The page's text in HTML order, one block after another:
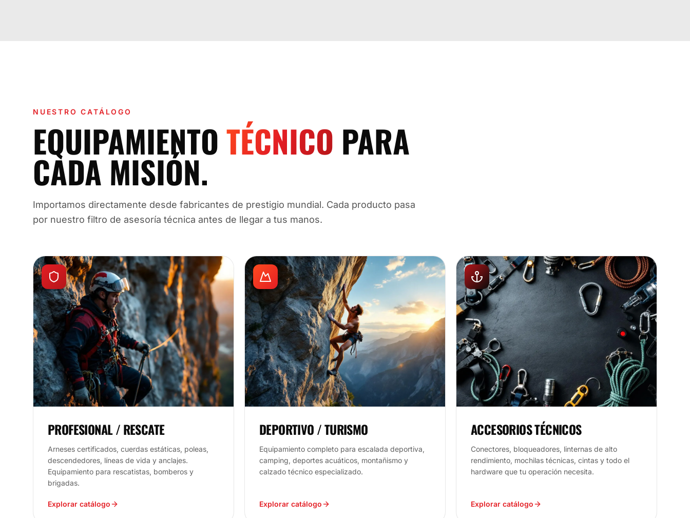
NUESTRO CATÁLOGO
EQUIPAMIENTOTÉCNICO PARA
CADA MISIÓN.
Importamos directamente desde fabricantes de prestigio mundial. Cada producto pasa
por nuestro filtro de asesoría técnica antes de llegar a tus manos.
PROFESIONAL / RESCATE
Arneses certificados, cuerdas estáticas, poleas,
descendedores, líneas de vida y anclajes.
Equipamiento para rescatistas, bomberos y
brigadas.
Explorar catálogo
DEPORTIVO / TURISMO
Equipamiento completo para escalada deportiva,
camping, deportes acuáticos, montañismo y
calzado técnico especializado.
Explorar catálogo
ACCESORIOS TÉCNICOS
Conectores, bloqueadores, linternas de alto
rendimiento, mochilas técnicas, cintas y todo el
hardware que tu operación necesita.
Explorar catálogo